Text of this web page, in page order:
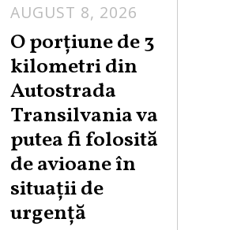
AUGUST 8, 2026
U
G
T
8
O porțiune de 3
kilometri din
Autostrada
Transilvania va
putea fi folosită
de avioane în
situații de
urgență